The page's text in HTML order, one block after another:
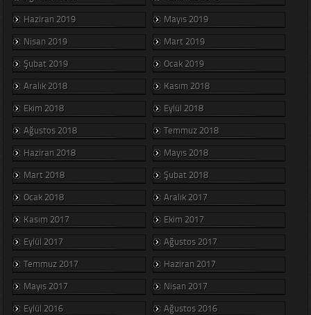
Haziran 2019
Mayıs 2019
Nisan 2019
Mart 2019
Şubat 2019
Ocak 2019
Aralık 2018
Kasım 2018
Ekim 2018
Eylül 2018
Ağustos 2018
Temmuz 2018
Haziran 2018
Mayıs 2018
Mart 2018
Şubat 2018
Ocak 2018
Aralık 2017
Kasım 2017
Ekim 2017
Eylül 2017
Ağustos 2017
Temmuz 2017
Haziran 2017
Mayıs 2017
Nisan 2017
Eylül 2016
Ağustos 2016